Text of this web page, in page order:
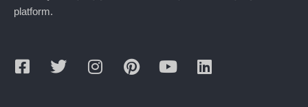
platform.